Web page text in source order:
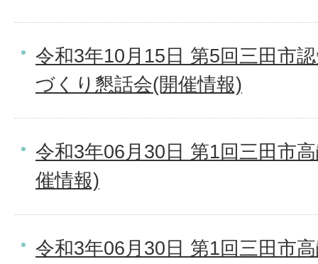
令和3年10月15日 第5回三田市
づくり懇話会(開催情報)
令和3年06月30日 第1回三田市
催情報)
令和3年06月30日 第1回三田市